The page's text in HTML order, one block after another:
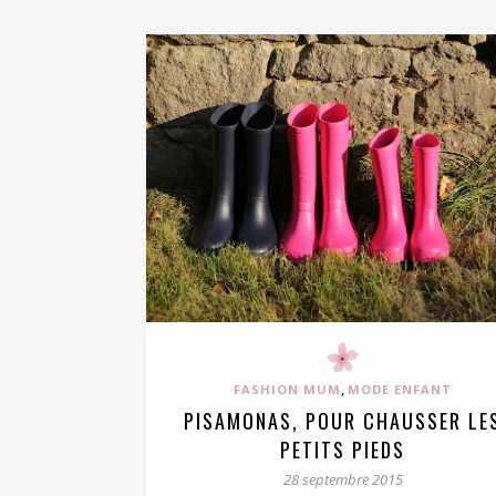
FASHION MUM , MODE ENFANT
PISAMONAS, POUR CHAUSSER
PETITS PIEDS
28 septembre 2015